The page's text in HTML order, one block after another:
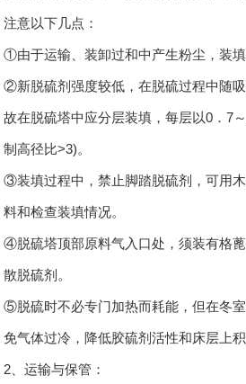
注意以下几点：
①由于运输、装卸过和中产生粉尘，装填
②新脱硫剂强度较低，在脱硫过程中随
故在脱硫塔中应分层装填，每层以0．7
制高径比>3)。
③装填过程中，禁止脚踏脱硫剂，可用
料和检查装填情况。
④脱硫塔顶部原料气入口处，须装有格
散脱硫剂。
⑤脱硫时不必专门加热而耗能，但在冬
免气体过冷，降低胶硫剂活性和床层上积
2、运输与保管：